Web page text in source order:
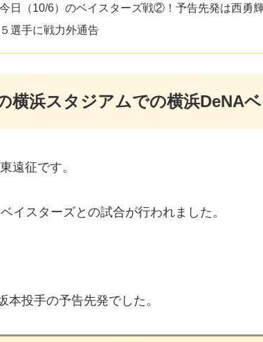
今日（10/6）のベイスターズ戦②！予告先発は西勇輝
５選手に戦力外通告
横浜スタジアムでの横浜DeNA
遠征です。
イスターズとの試合が行われました。
本投手の予告先発でした。